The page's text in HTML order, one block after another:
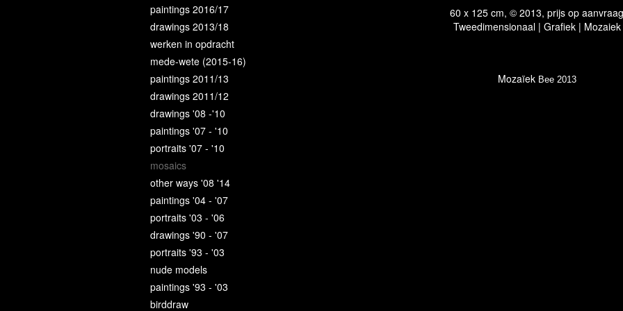
60 x 125 cm, © 2013, prijs op aanvraag
Tweedimensionaal | Grafiek | Mozaiek
MozaïekBee 2013
paintings 2016/17
drawings 2013/18
werken in opdracht
mede-wete (2015-16)
paintings 2011/13
drawings 2011/12
drawings '08 -'10
paintings '07 - '10
portraits '07 - '10
mosaics
other ways '08 '14
paintings '04 - '07
portraits '03 - '06
drawings '90 - '07
portraits '93 - '03
nude models
paintings '93 - '03
birddraw